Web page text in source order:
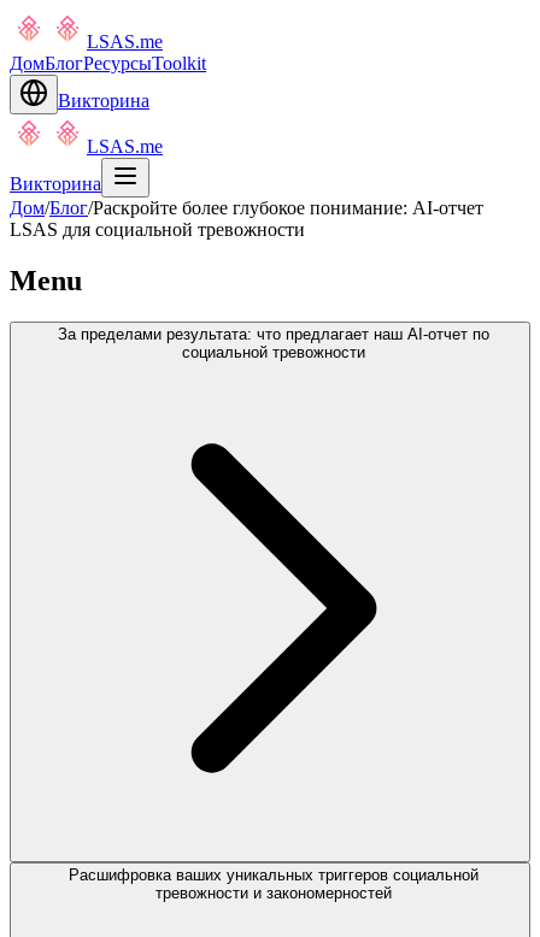
LSAS.me
ДомБлогРесурсыToolkit
Викторина
LSAS.me
Викторина
Дом/Блог/Раскройте более глубокое понимание: AI-отчет
LSAS для социальной тревожности
Menu
За пределами результата: что предлагает наш AI-отчет по
социальной тревожности
Расшифровка ваших уникальных триггеров социальной
тревожности и закономерностей